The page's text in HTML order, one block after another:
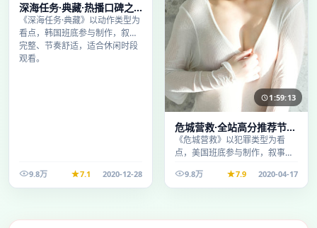
深海任务·典藏·热播口碑之
作剧情扎实演技在线
《深海任务·典藏》以动作类型为
看点，韩国班底参与制作，叙事
完整、节奏舒适，适合休闲时段
观看。
9.8万 7.1 2020-12-28
1:59:13
危城营救·全站高分推荐节奏
紧凑值得追看
《危城营救》以犯罪类型为看
点，美国班底参与制作，叙事完
看。9.8万 7.9 2020-04-17